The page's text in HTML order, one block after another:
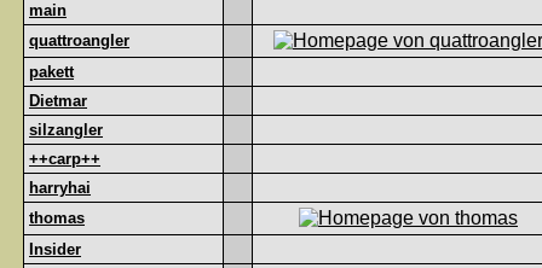
main
quattroangler
pakett
Dietmar
silzangler
++carp++
harryhai
thomas
Insider